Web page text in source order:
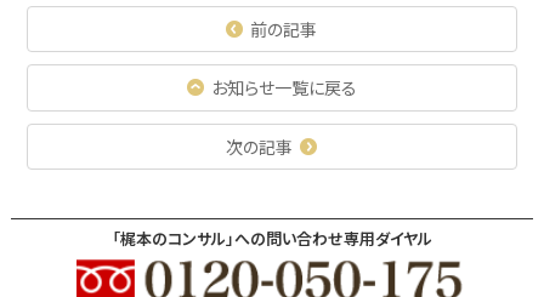
前の記事
お知らせ一覧に戻る
次の記事
「梶本のコンサル」への問い合わせ専用ダイヤル